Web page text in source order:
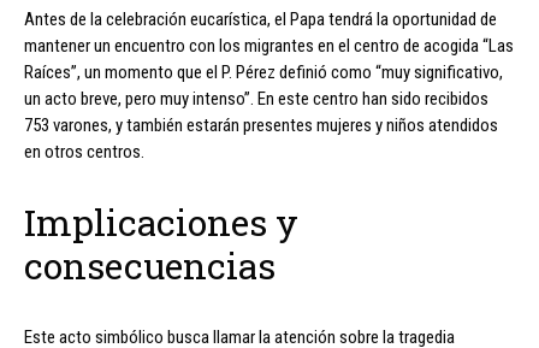
Antes de la celebración eucarística, el Papa tendrá la oportunidad de
mantener un encuentro con los migrantes en el centro de acogida “Las
Raíces”, un momento que el P. Pérez definió como “muy significativo,
un acto breve, pero muy intenso”. En este centro han sido recibidos
753 varones, y también estarán presentes mujeres y niños atendidos
en otros centros.
Implicaciones y
consecuencias
Este acto simbólico busca llamar la atención sobre la tragedia